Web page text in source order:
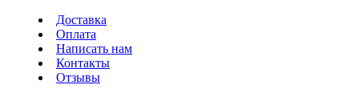
Доставка
Оплата
Написать нам
Контакты
Отзывы